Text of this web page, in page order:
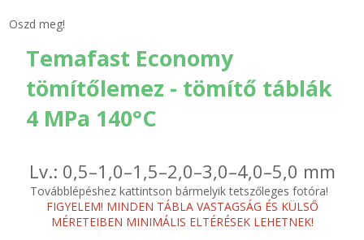
GÉPÉSZET-PÉBÉ-gáz - KÉSZLETEK
IPARI KARIMA TÖMÍTÉS
GUMILEMEZ - FILC - HÓTOLÓ
TÖMÍTŐ ZSINÓR - RAGASZTÓ
Rólunk
Kapcsolat
ÁSZF
Oszd meg!
Temafast Economy
tömítőlemez - tömítő táblák
4 MPa 140°C
Lv.: 0,5–1,0–1,5–2,0–3,0–4,0–5,0 mm
Továbblépéshez kattintson bármelyik tetszőleges fotóra!
FIGYELEM! MINDEN TÁBLA VASTAGSÁG ÉS KÜLSŐ
MÉRETEIBEN MINIMÁLIS ELTÉRÉSEK LEHETNEK!